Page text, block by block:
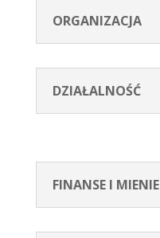
ORGANIZACJA
DZIAŁALNOŚĆ
FINANSE I MIENIE